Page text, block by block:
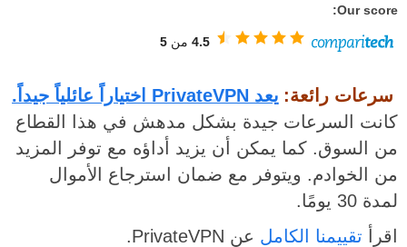
Our score:
4.5 من 5
سرعات رائعة: يعد PrivateVPN اختياراً عائلياً جيداً.
كانت السرعات جيدة بشكل مدهش في هذا القطاع
من السوق. كما يمكن أن يزيد أداؤه مع توفر المزيد
من الخوادم. ويتوفر مع ضمان استرجاع الأموال
لمدة 30 يومًا.
اقرأ
تقييمنا الكامل عن PrivateVPN.